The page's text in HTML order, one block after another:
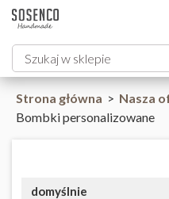
Strona główna > Nasza
Bombki personalizowane
domyślnie